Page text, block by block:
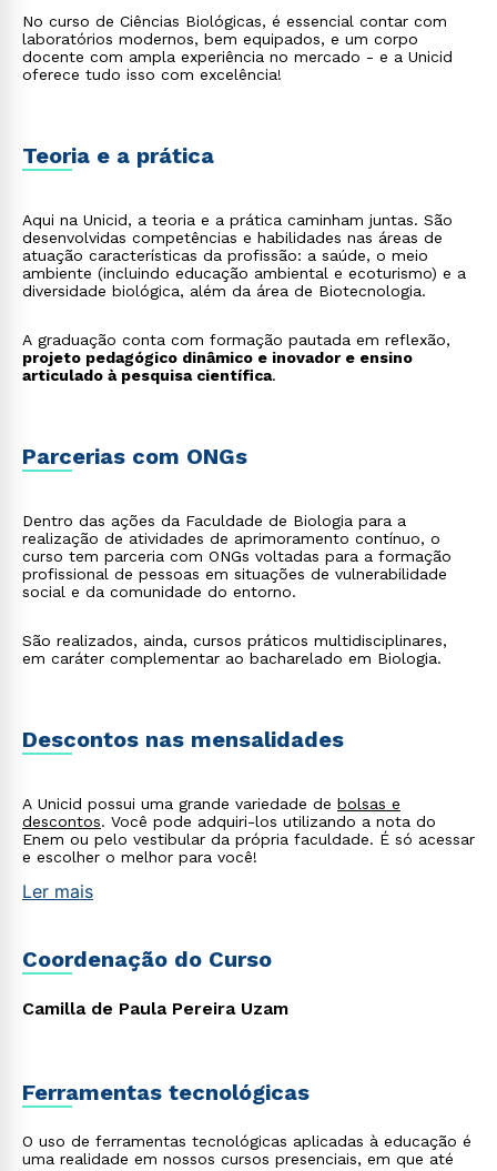
: analisa dados genômicos e
biológicos usando ferramentas computacionais;
Jardinagem e paisagismo com foco ecológico
planeja e executa projetos que favorecem a
biodiversidade urbana;
No curso de Ciências Biológicas, é essencial contar com
laboratórios modernos, bem equipados, e um corpo
docente com ampla experiência no mercado - e a Unicid
oferece tudo isso com excelência!
Teoria e a prática
Aqui na Unicid, a teoria e a prática caminham juntas. São
desenvolvidas competências e habilidades nas áreas de
atuação características da profissão: a saúde, o meio
ambiente (incluindo educação ambiental e ecoturismo) e a
diversidade biológica, além da área de Biotecnologia.
A graduação conta com formação pautada em reflexão,
projeto pedagógico dinâmico e inovador e ensino
articulado à pesquisa científica.
Parcerias com ONGs
Dentro das ações da Faculdade de Biologia para a
realização de atividades de aprimoramento contínuo, o
curso tem parceria com ONGs voltadas para a formação
profissional de pessoas em situações de vulnerabilidade
social e da comunidade do entorno.
São realizados, ainda, cursos práticos multidisciplinares,
em caráter complementar ao bacharelado em Biologia.
Descontos nas mensalidades
A Unicid possui uma grande variedade de bolsas e
descontos. Você pode adquiri-los utilizando a nota do
Enem ou pelo vestibular da própria faculdade. É só acessar
e escolher o melhor para você!
Ler mais
Coordenação do Curso
Camilla de Paula Pereira Uzam
Ferramentas tecnológicas
O uso de ferramentas tecnológicas aplicadas à educação é
uma realidade em nossos cursos presenciais, em que até
ou